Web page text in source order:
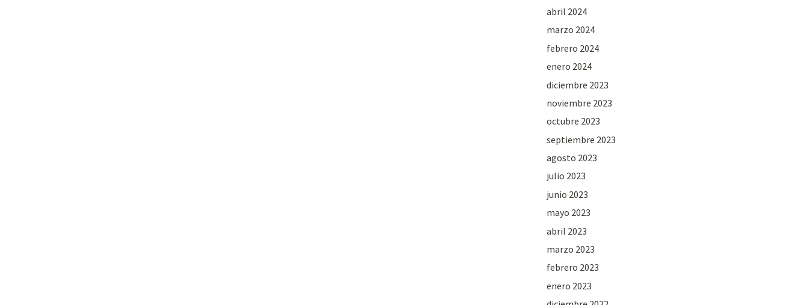
abril 2024
marzo 2024
febrero 2024
enero 2024
diciembre 2023
noviembre 2023
octubre 2023
septiembre 2023
agosto 2023
julio 2023
junio 2023
mayo 2023
abril 2023
marzo 2023
febrero 2023
enero 2023